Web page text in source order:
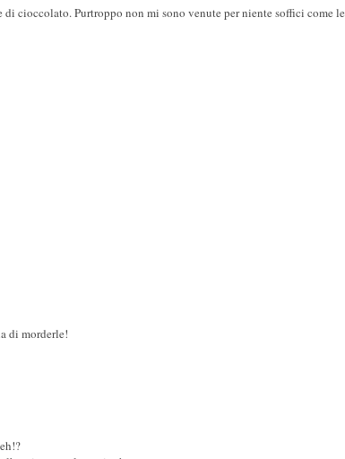
cioccolato. Purtroppo non mi sono venute per niente soffici come le
di morderle!